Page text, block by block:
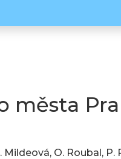
města
Mildeová, O. Roubal,